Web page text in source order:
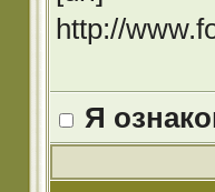
http://
Я